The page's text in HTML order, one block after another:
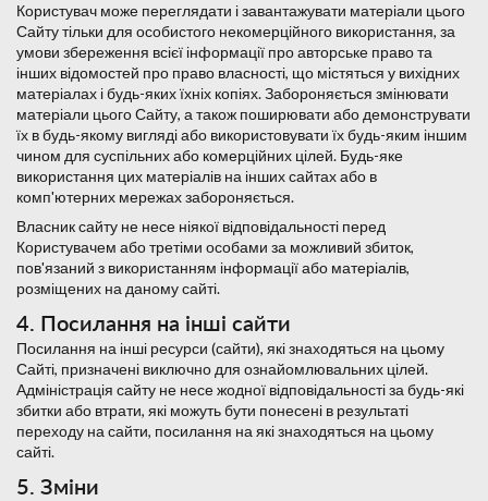
Користувач може переглядати і завантажувати матеріали цього
Сайту тільки для особистого некомерційного використання, за
умови збереження всієї інформації про авторське право та
інших відомостей про право власності, що містяться у вихідних
матеріалах і будь-яких їхніх копіях. Забороняється змінювати
матеріали цього Сайту, а також поширювати або демонструвати
їх в будь-якому вигляді або використовувати їх будь-яким іншим
чином для суспільних або комерційних цілей. Будь-яке
використання цих матеріалів на інших сайтах або в
комп'ютерних мережах забороняється.
Власник сайту не несе ніякої відповідальності перед
Користувачем або третіми особами за можливий збиток,
пов'язаний з використанням інформації або матеріалів,
розміщених на даному сайті.
4. Посилання на інші сайти
Посилання на інші ресурси (сайти), які знаходяться на цьому
Сайті, призначені виключно для ознайомлювальних цілей.
Адміністрація сайту не несе жодної відповідальності за будь-які
збитки або втрати, які можуть бути понесені в результаті
переходу на сайти, посилання на які знаходяться на цьому
сайті.
5. Зміни